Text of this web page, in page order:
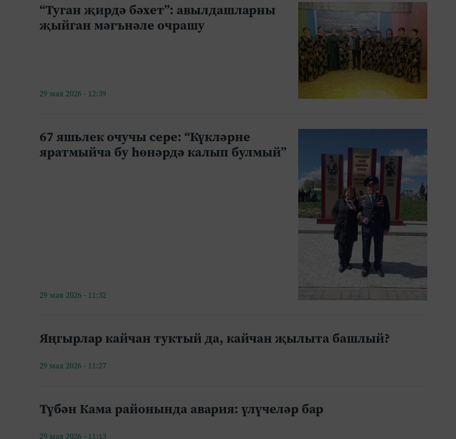
“Туган җирдә бәхет”: авылдашларны
җыйган мәгънәле очрашу
29 мая 2026 - 12:39
67 яшьлек очучы сере: “Күкләрне
яратмыйча бу һөнәрдә калып булмый”
29 мая 2026 - 11:32
Яңгырлар кайчан туктый да, кайчан җылыта башлый?
29 мая 2026 - 11:27
Түбән Кама районында авария: үлүчеләр бар
29 мая 2026 - 11:13